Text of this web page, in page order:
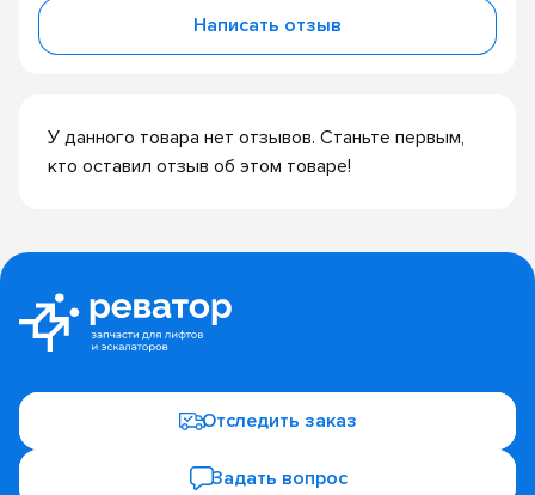
У данного товара нет отзывов. Станьте первым,
кто оставил отзыв об этом товаре!
Написать отзыв
Отследить заказ
Задать вопрос